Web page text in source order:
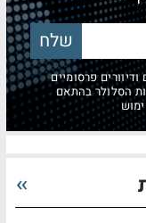
פרסומיים
הסלולר בהתאם